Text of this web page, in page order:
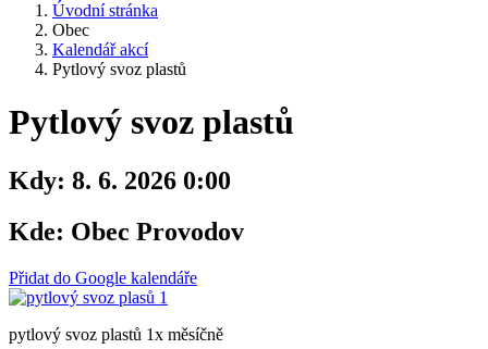
Úvodní stránka
Obec
Kalendář akcí
Pytlový svoz plastů
Pytlový svoz plastů
Kdy: 8. 6. 2026 0:00
Kde: Obec Provodov
Přidat do Google kalendáře
pytlový svoz plastů 1x měsíčně